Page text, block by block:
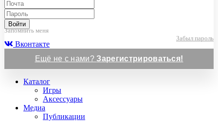
Войти
Запомнить меня
Забыл пароль
Вконтакте
Ещё не с нами?Зарегистрироваться!
Каталог
Игры
Аксессуары
Медиа
Публикации